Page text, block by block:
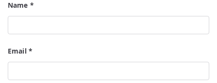
Name *
Email *